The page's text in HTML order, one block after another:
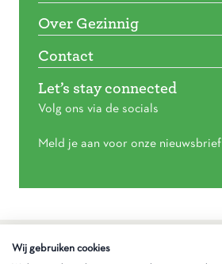
Over Gezinnig
Contact
Let’s stay connected
Volg ons via de socials
Meld je aan voor onze nieuwsbrief
Wij gebruiken cookies